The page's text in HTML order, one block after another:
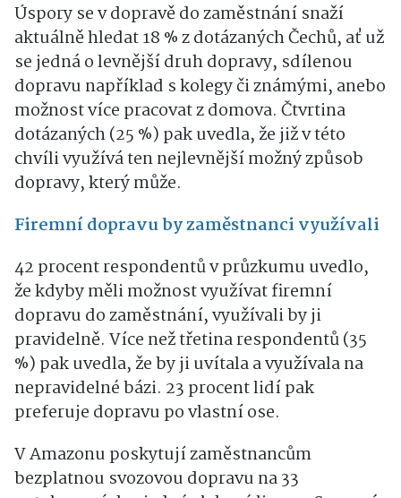
Úspory se v dopravě do zaměstnání snaží
aktuálně hledat 18 % z dotázaných Čechů, ať už
se jedná o levnější druh dopravy, sdílenou
dopravu například s kolegy či známými, anebo
možnost více pracovat z domova. Čtvrtina
dotázaných (25 %) pak uvedla, že již v této
chvíli využívá ten nejlevnější možný způsob
dopravy, který může.
Firemní dopravu by zaměstnanci využívali
42 procent respondentů v průzkumu uvedlo,
že kdyby měli možnost využívat firemní
dopravu do zaměstnání, využívali by ji
pravidelně. Více než třetina respondentů (35
%) pak uvedla, že by ji uvítala a využívala na
nepravidelné bázi. 23 procent lidí pak
preferuje dopravu po vlastní ose.
V Amazonu poskytují zaměstnancům
bezplatnou svozovou dopravu na 33